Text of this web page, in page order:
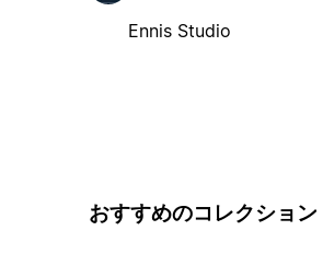
Ennis Studio
おすすめのコレクション